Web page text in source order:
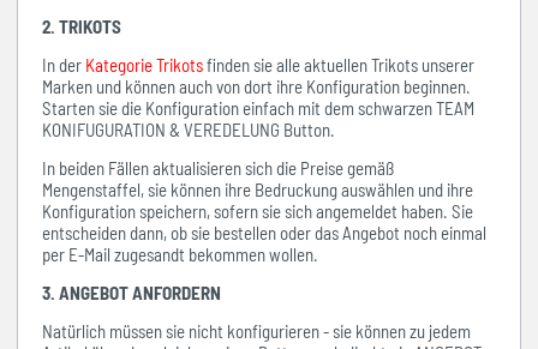
2. TRIKOTS
In der Kategorie Trikotsfinden sie alle aktuellen Trikots unserer
Marken und können auch von dort ihre Konfiguration beginnen.
Starten sie die Konfiguration einfach mit dem schwarzen TEAM
KONIFUGURATION & VEREDELUNG Button.
In beiden Fällen aktualisieren sich die Preise gemäß
Mengenstaffel, sie können ihre Bedruckung auswählen und ihre
Konfiguration speichern, sofern sie sich angemeldet haben. Sie
entscheiden dann, ob sie bestellen oder das Angebot noch einmal
per E-Mail zugesandt bekommen wollen.
3. ANGEBOT ANFORDERN
Natürlich müssen sie nicht konfigurieren - sie können zu jedem